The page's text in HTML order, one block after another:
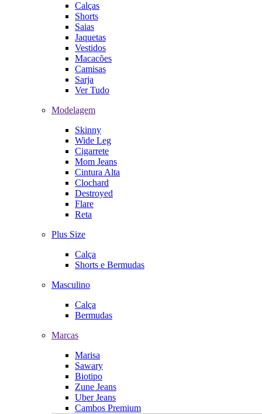
Calças
Shorts
Saias
Jaquetas
Vestidos
Macacões
Camisas
Sarja
Ver Tudo
Modelagem
Skinny
Wide Leg
Cigarrete
Mom Jeans
Cintura Alta
Clochard
Destroyed
Flare
Reta
Plus Size
Calça
Shorts e Bermudas
Masculino
Calça
Bermudas
Marcas
Marisa
Sawary
Biotipo
Zune Jeans
Uber Jeans
Cambos Premium